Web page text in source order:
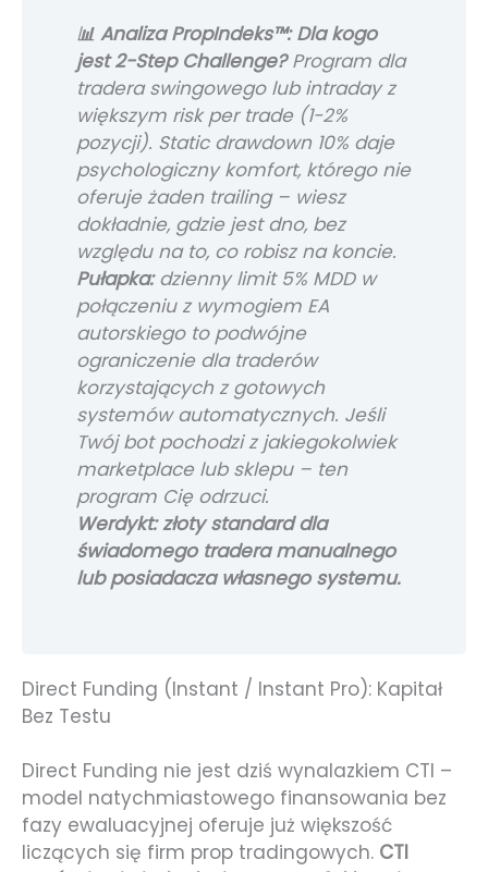
📊 Analiza PropIndeks™: Dla kogo
jest 2-Step Challenge?Program dla
tradera swingowego lub intraday z
większym risk per trade (1-2%
pozycji). Static drawdown 10% daje
psychologiczny komfort, którego nie
oferuje żaden trailing – wiesz
dokładnie, gdzie jest dno, bez
względu na to, co robisz na koncie.
Pułapka:dzienny limit 5% MDD w
połączeniu z wymogiem EA
autorskiego to podwójne
ograniczenie dla traderów
korzystających z gotowych
systemów automatycznych. Jeśli
Twój bot pochodzi z jakiegokolwiek
marketplace lub sklepu – ten
program Cię odrzuci.
Werdykt: złoty standard dla
świadomego tradera manualnego
lub posiadacza własnego systemu.
Direct Funding (Instant / Instant Pro): Kapitał
Bez Testu
Direct Funding nie jest dziś wynalazkiem CTI –
model natychmiastowego finansowania bez
fazy ewaluacyjnej oferuje już większość
liczących się firm prop tradingowych. CTI